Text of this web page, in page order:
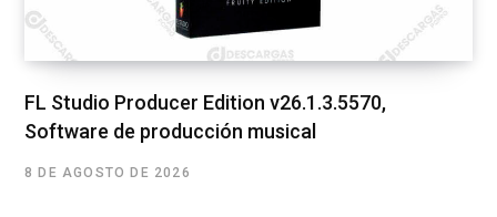
FL Studio Producer Edition v26.1.3.5570,
Software de producción musical
8 DE AGOSTO DE 2026